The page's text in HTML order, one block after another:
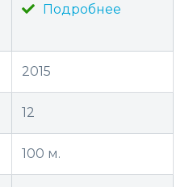
Подробнее
2015
12
100 м.